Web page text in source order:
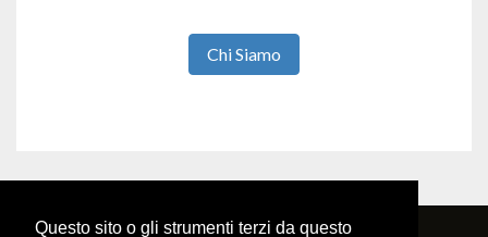
Questo sito o gli strumenti terzi da questo
Chi Siamo